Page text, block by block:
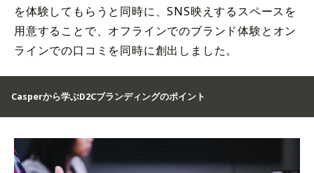
を体験してもらうと同時に、SNS映えするスペースを
用意することで、オフラインでのブランド体験とオン
ラインでの口コミを同時に創出しました。
Casperから学ぶD2Cブランディングのポイント